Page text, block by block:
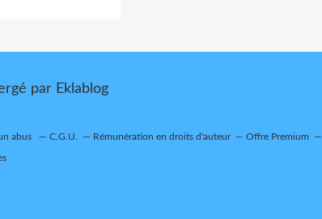
par Eklablog
abus C.G.U. Rémunération en droits d'auteur Offre Premium